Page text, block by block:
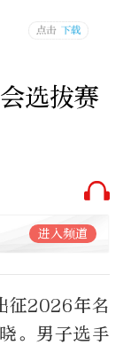
选拔赛
进入频道
征2026年名
。男子选手